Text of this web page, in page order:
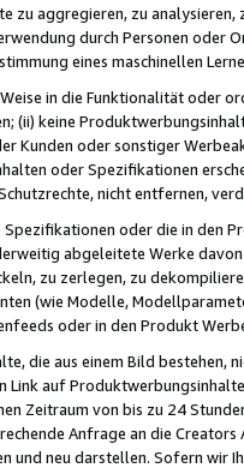
zu aggregieren, zu
durch Personen
eines maschinellen
in die Funktionalität oder
(ii) keine
Kunden oder sonstiger
oder Spezifikationen
nicht entfernen,
Spezifikationen oder die in
abgeleitete Werke
zu zerlegen, zu
(wie Modelle,
oder in den Produkt
die aus einem Bild bestehen,
Link auf
Zeitraum von bis zu 24
Anfrage an die
und neu darstellen. Sofern wir